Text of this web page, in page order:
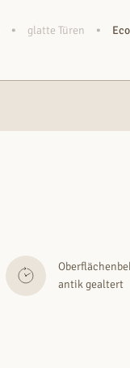
• glatte Türen •
antik gealtert